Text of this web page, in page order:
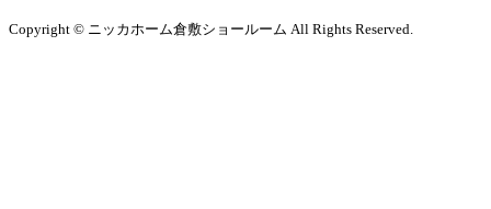
Copyright © ニッカホーム倉敷ショールーム All Rights Reserved.